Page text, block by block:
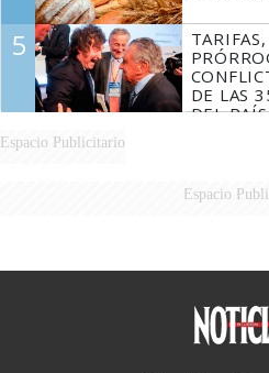
5
DE LAS
DEL PAÍS
Espacio Publicitario
Espacio